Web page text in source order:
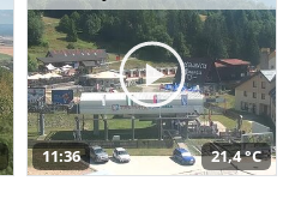
11:36 21,4 °C